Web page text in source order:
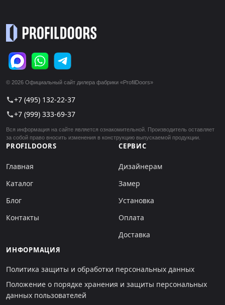
© 2026 Официальный сайт дилера фабрики «ProfilDoors»
call+7 (495) 132-22-37
call+7 (999) 333-69-37
Вся информация на сайте является ознакомительной. Производитель оставляет
за собой право вносить изменения в конструкцию выпускаемой продукции.
PROFILDOORS
Главная
Каталог
Блог
Контакты
СЕРВИС
Дизайнерам
Замер
Установка
Оплата
Доставка
ИНФОРМАЦИЯ
Политика защиты и обработки персональных данных
Положение о порядке хранения и защиты персональных
данных пользователей